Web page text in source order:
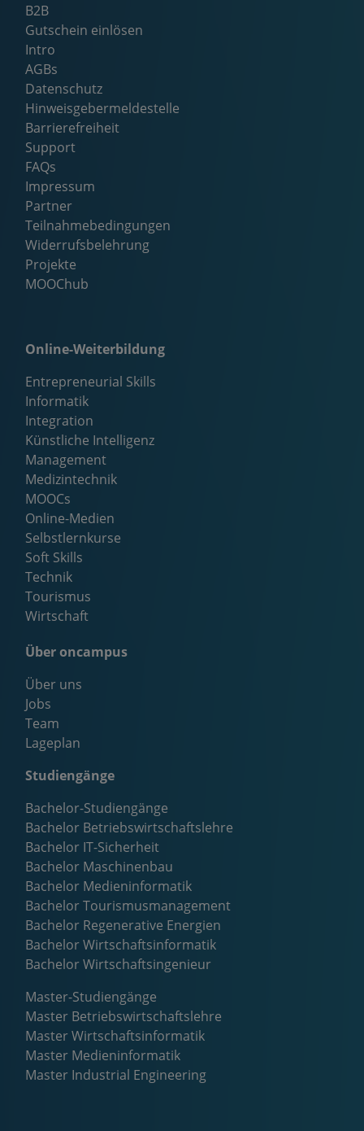
B2B
Gutschein einlösen
Intro
AGBs
Datenschutz
Hinweisgebermeldestelle
Barrierefreiheit
Support
FAQs
Impressum
Partner
Teilnahmebedingungen
Widerrufsbelehrung
Projekte
MOOChub
Online-Weiterbildung
Entrepreneurial Skills
Informatik
Integration
Künstliche Intelligenz
Management
Medizintechnik
MOOCs
Online-Medien
Selbstlernkurse
Soft Skills
Technik
Tourismus
Wirtschaft
Über oncampus
Über uns
Jobs
Team
Lageplan
Studiengänge
Bachelor-Studiengänge
Bachelor Betriebswirtschaftslehre
Bachelor IT-Sicherheit
Bachelor Maschinenbau
Bachelor Medieninformatik
Bachelor Tourismusmanagement
Bachelor Regenerative Energien
Bachelor Wirtschaftsinformatik
Bachelor Wirtschaftsingenieur
Master-Studiengänge
Master Betriebswirtschaftslehre
Master Wirtschaftsinformatik
Master Medieninformatik
Master Industrial Engineering